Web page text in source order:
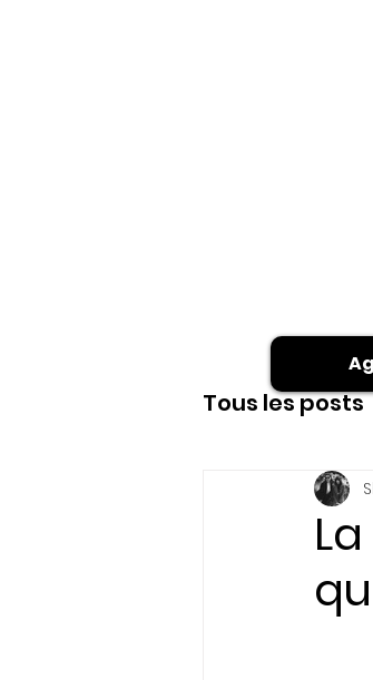
Tous les posts
Site
Initiatives